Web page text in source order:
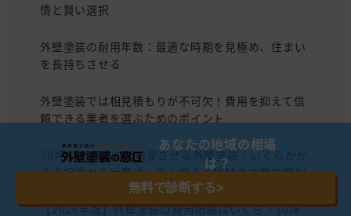
情と賢い選択
外壁塗装の耐用年数：最適な時期を見極め、住まい
を長持ちさせる
外壁塗装では相見積もりが不可欠！費用を抑えて信
頼できる業者を選ぶためのポイント
30坪の一戸建てを一変させる外壁塗装！いくらかか
る？相場から計算式、安く抑える秘訣まで徹底解剖
【2026年版】外壁塗装の費用相場はいくら？10坪
あなたの地域の相場
は？
無料で診断する>